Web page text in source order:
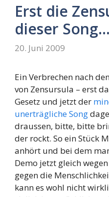
Erst die
dieser Song…
20. Juni 2009
Ein Verbrechen nach
von Zensursula – erst
Gesetz und jetzt der
unerträgliche Song
draussen, bitte, bitte
der rockt. So ein Stück
anhört und bei dem
Demo jetzt gleich
gegen die
kann es wohl nicht